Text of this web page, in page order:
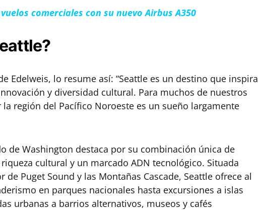
comerciales con su nuevo Airbus A350
Edelweis, lo resume así: “Seattle es un destino que inspira
y diversidad cultural. Para muchos de nuestros
región del Pacífico Noroeste es un sueño largamente
de Washington destaca por su combinación única de
cultural y un marcado ADN tecnológico. Situada
de Puget Sound y las Montañas Cascade, Seattle ofrece al
en parques nacionales hasta excursiones a islas
urbanas a barrios alternativos, museos y cafés